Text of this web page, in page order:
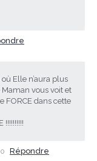
Elle n’aura plus
vous voit et
FORCE dans cette
Répondre